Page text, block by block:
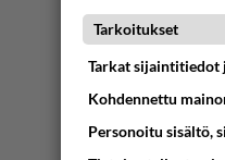
2
Tarkoitukset
Tarkat sijaintitiedot
Kohdennettu
Personoitu sisältö,